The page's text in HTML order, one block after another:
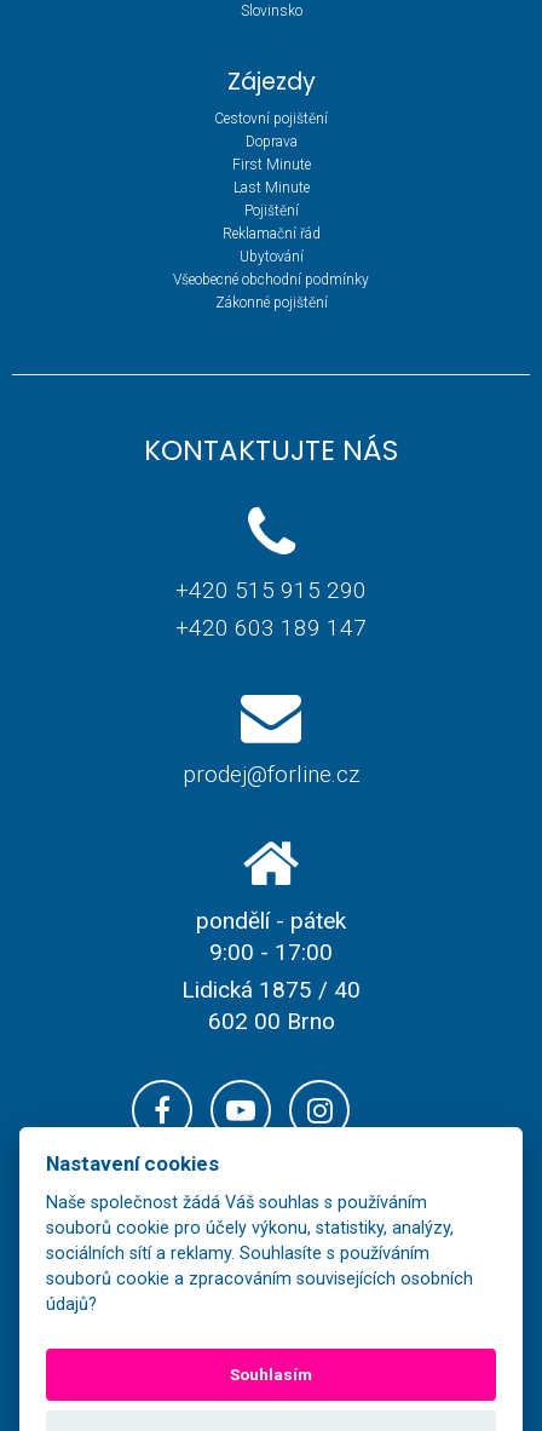
Slovinsko
Zájezdy
Cestovní pojištění
Doprava
First Minute
Last Minute
Pojištění
Reklamační řád
Ubytování
Všeobecné obchodní podmínky
Zákonné pojištění
KONTAKTUJTE NÁS
+420 515 915 290
+420 603 189 147
prodej@forline.cz
pondělí - pátek
9:00 - 17:00
Lidická 1875 / 40
602 00 Brno
s.r.o. a jeho další šíření bez souhlasu vlastníka je nezákonné.
Nastavení cookies
Naše společnost žádá Váš souhlas s používáním
souborů cookie pro účely výkonu, statistiky, analýzy,
sociálních sítí a reklamy. Souhlasíte s používáním
souborů cookie a zpracováním souvisejících osobních
údajů?
Souhlasím